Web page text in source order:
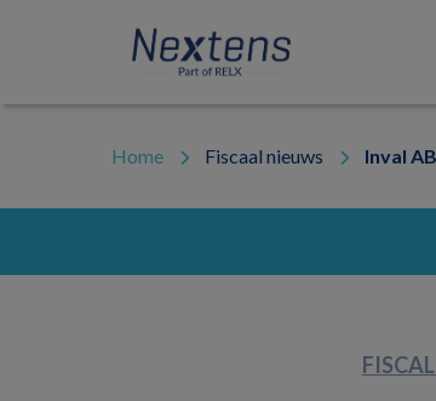
Nextens
Fiscaal
van
professionals
Home Fiscaal nieuws Inval